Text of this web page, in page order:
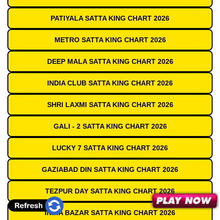
PATIYALA SATTA KING CHART 2026
METRO SATTA KING CHART 2026
DEEP MALA SATTA KING CHART 2026
INDIA CLUB SATTA KING CHART 2026
SHRI LAXMI SATTA KING CHART 2026
GALI - 2 SATTA KING CHART 2026
LUCKY 7 SATTA KING CHART 2026
GAZIABAD DIN SATTA KING CHART 2026
TEZPUR DAY SATTA KING CHART 2026
INDIA BAZAR SATTA KING CHART 2026